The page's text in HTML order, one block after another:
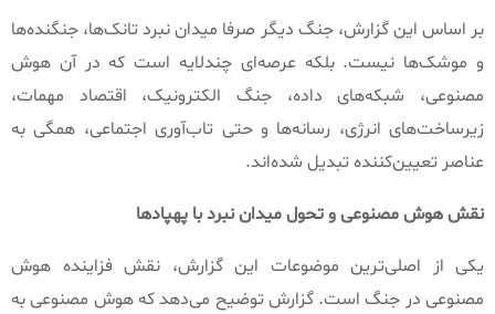
بر اساس این گزارش، جنگ دیگر صرفا میدان نبرد تانک‌ها، جنگنده‌ها
و موشک‌ها نیست.بلکه عرصه‌ای چندلایه است که در آن هوش
مصنوعی، شبکه‌های داده، جنگ الکترونیک، اقتصاد مهمات،
زیرساخت‌های انرژی، رسانه‌ها و حتی تاب‌آوری اجتماعی، همگی به
عناصر تعیین‌کننده تبدیل شده‌اند.
نقشهوشمصنوعیو تحولمیداننبردبا پهپادها
یکی از اصلی‌ترین موضوعات این گزارش، نقش فزاینده هوش
مصنوعی در جنگ است.گزارش توضیح می‌دهد که هوش مصنوعی به